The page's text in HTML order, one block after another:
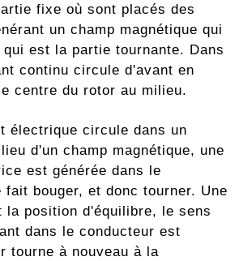
fixe où sont placés des
un champ magnétique qui
est la partie tournante. Dans
continu circule d'avant en
centre du rotor au milieu.
électrique circule dans un
d'un champ magnétique, une
est générée dans le
fait bouger, et donc tourner. Une
position d'équilibre, le sens
dans le conducteur est
tourne à nouveau à la